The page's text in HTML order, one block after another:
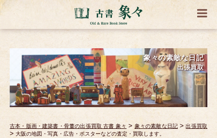
象々の素敵な日記
出張買取
古本・版画・建築書・骨董の出張買取 古書 象々 > 象々の素敵な日記 >出張買取
> 大阪の地図・写真・広告・ポスターなどの査定・買取します。